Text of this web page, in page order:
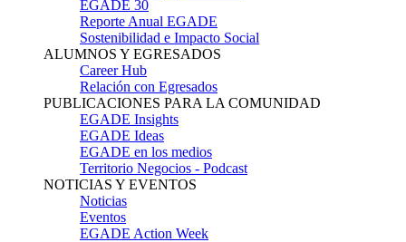
EGADE 30
Reporte Anual EGADE
Sostenibilidad e Impacto Social
ALUMNOS Y EGRESADOS
Career Hub
Relación con Egresados
PUBLICACIONES PARA LA COMUNIDAD
EGADE Insights
EGADE Ideas
EGADE en los medios
Territorio Negocios - Podcast
NOTICIAS Y EVENTOS
Noticias
Eventos
EGADE Action Week